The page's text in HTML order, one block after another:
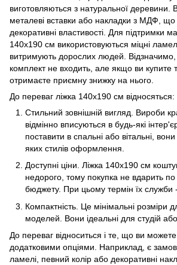
виготовляються з натуральної деревини.
металеві вставки або накладки з МДФ,
декоративні властивості. Для підтримки
140x190 см використовуються міцні
витримують дорослих людей.
комплект не входить, але якщо ви купите
отримаєте приємну знижку на нього.
До переваг ліжка 140x190 см відносяться:
Стильний зовнішній вигляд. Вироби
відмінно вписуються в будь-які
поставити в спальні або вітальні,
яких стилів оформлення.
Доступні ціни. Ліжка 140x190 см
недорого, тому покупка не вдарить
бюджету. При цьому термін їх служби
Компактність. Це мінімальні розміри
моделей. Вони ідеальні для студій
До переваг відноситься і те, що ви
додатковими опціями. Наприклад, є
ламелі, певний колір або декоративні